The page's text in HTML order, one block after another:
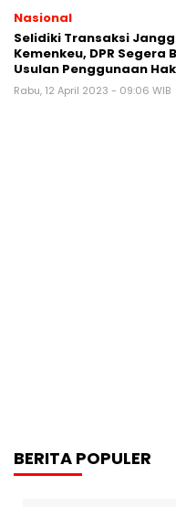
Nasional
Selidiki Transaksi
Kemenkeu, DPR Segera
Usulan Penggunaan
Rabu, 12 April 2023 - 09:06 WIB
BERITA POPULER